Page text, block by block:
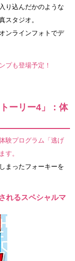
り込んだかのような
スタジオ。
ンラインフォトでデ
プも登場予定！
ーリー4」：体
験プログラム「逃げ
す。
まったフォーキーを
れるスペシャルマ